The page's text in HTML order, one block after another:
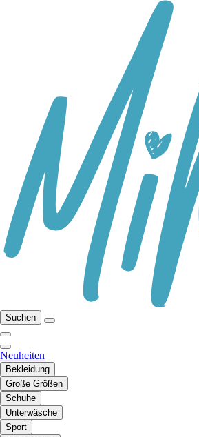
Suchen
Neuheiten
Bekleidung
Große Größen
Schuhe
Unterwäsche
Sport